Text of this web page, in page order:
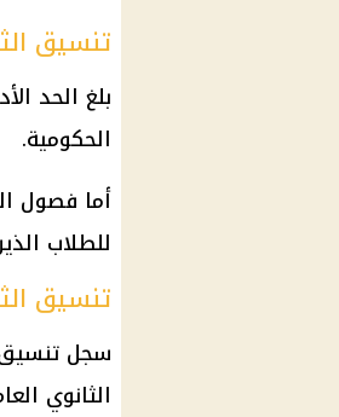
تنسيق
الحكومية.
للطلاب
تنسيق
سجل
الثانوي